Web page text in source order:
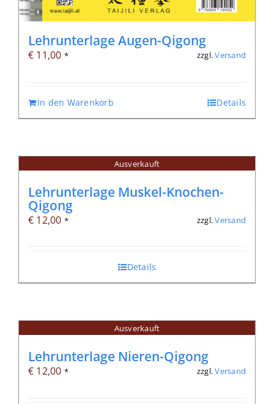
Lehrunterlage Augen-Qigong
€ 11,00 * zzgl.Versand
In den Warenkorb Details
Ausverkauft
Lehrunterlage Muskel-Knochen-
Qigong
€ 12,00 * zzgl.Versand
Details
Ausverkauft
Lehrunterlage Nieren-Qigong
€ 12,00 * zzgl.Versand